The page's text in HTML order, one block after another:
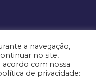
a navegação,
no site,
acordo com nossa
de privacidade: